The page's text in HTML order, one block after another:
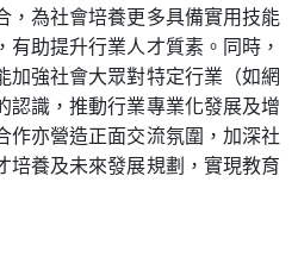
，為社會培養更多具備實用技能
助提升行業人才質素。同時，
加強社會大眾對特定行業（如網
認識，推動行業專業化發展及增
作亦營造正面交流氛圍，加深社
培養及未來發展規劃，實現教育